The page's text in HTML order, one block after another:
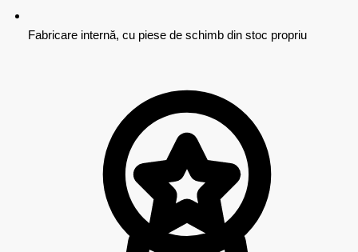
Fabricare internă, cu piese de schimb din stoc propriu